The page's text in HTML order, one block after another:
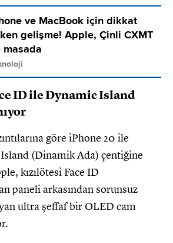
ve MacBook için dikkat
gelişme! Apple, Çinli CXMT
masada
ID ile Dynamic Island
göre iPhone 20 ile
(Dinamik Ada) çentiğine
kızılötesi Face ID
paneli arkasından sorunsuz
ultra şeffaf bir OLED cam